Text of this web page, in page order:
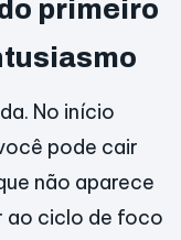
primeiro
No início
pode cair
não aparece
ao ciclo de foco